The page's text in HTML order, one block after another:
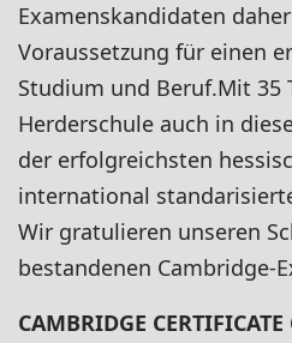
Examenskandidaten
Voraussetzung für einen
Studium und Beruf.Mit 35
Herderschule auch in
der erfolgreichsten
international
Wir gratulieren unseren
bestandenen Cambridge-
CAMBRIDGE